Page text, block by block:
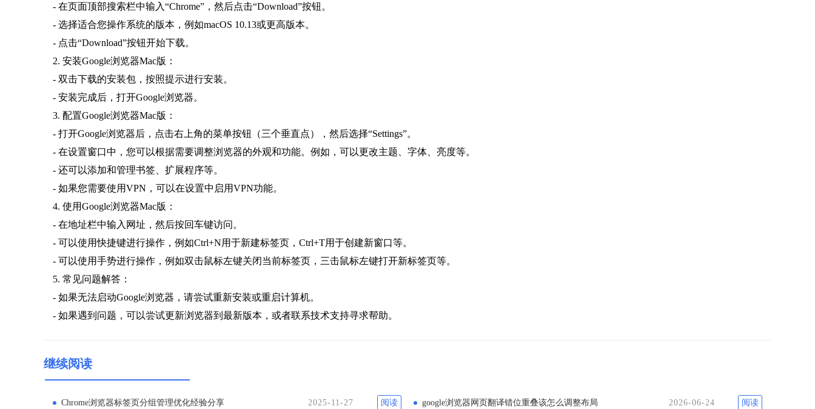
- 在页面顶部搜索栏中输入“Chrome”，然后点击“Download”按钮。
- 选择适合您操作系统的版本，例如macOS 10.13或更高版本。
- 点击“Download”按钮开始下载。
2. 安装Google浏览器Mac版：
- 双击下载的安装包，按照提示进行安装。
- 安装完成后，打开Google浏览器。
3. 配置Google浏览器Mac版：
- 打开Google浏览器后，点击右上角的菜单按钮（三个垂直点），然后选择“Settings”。
- 在设置窗口中，您可以根据需要调整浏览器的外观和功能。例如，可以更改主题、字体、亮度等。
- 还可以添加和管理书签、扩展程序等。
- 如果您需要使用VPN，可以在设置中启用VPN功能。
4. 使用Google浏览器Mac版：
- 在地址栏中输入网址，然后按回车键访问。
- 可以使用快捷键进行操作，例如Ctrl+N用于新建标签页，Ctrl+T用于创建新窗口等。
- 可以使用手势进行操作，例如双击鼠标左键关闭当前标签页，三击鼠标左键打开新标签页等。
5. 常见问题解答：
- 如果无法启动Google浏览器，请尝试重新安装或重启计算机。
- 如果遇到问题，可以尝试更新浏览器到最新版本，或者联系技术支持寻求帮助。
继续阅读
Chrome浏览器标签页分组管理优化经验分享 2025-11-27 阅读 google浏览器网页翻译错位重叠该怎么调整布局 2026-06-24 阅读